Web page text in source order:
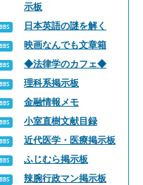
示板
日本英語の謎を解く
映画なんでも文章箱
◆法律学のカフェ◆
理科系掲示板
金融情報メモ
小室直樹文献目録
近代医学・医療掲示板
ふじむら掲示板
辣腕行政マン掲示板